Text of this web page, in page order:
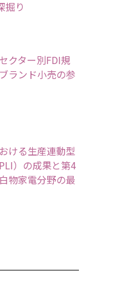
掘り
クター別FDI規
ランド小売の参
ける生産連動型
）の成果と第4
物家電分野の最